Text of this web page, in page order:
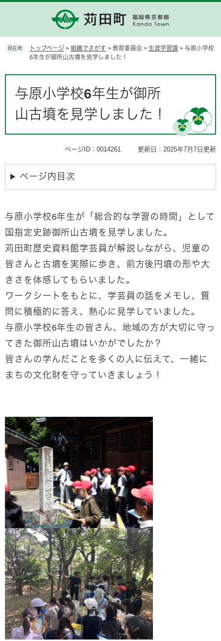
の
す。
ー
し
現在地 トップページ > 組織でさがす > 教育委員会 > 生涯学習課 > 与原小学校
6年生が御所山古墳を見学しました！
与原小学校6年生が御所
山古墳を見学しました！
ページID：0014261 更新日：2025年7月7日更新
ページ内目次
与原小学校6年生が「総合的な学習の時間」として
国指定史跡御所山古墳を見学しました。
苅田町歴史資料館学芸員が解説しながら、児童の
皆さんと古墳を実際に歩き、前方後円墳の形や大
きさを体感してもらいました。
ワークシートをもとに、学芸員の話をメモし、質
問に積極的に答え、熱心に見学していました。
与原小学校6年生の皆さん、地域の方が大切に守っ
てきた御所山古墳はいかがでしたか？
皆さんの学んだことを多くの人に伝えて、一緒に
まちの文化財を守っていきましょう！